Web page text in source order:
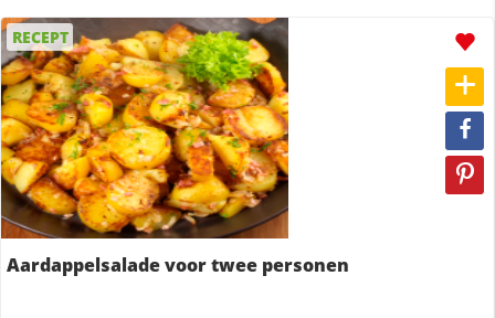
RECEPT
Aardappelsalade voor twee personen